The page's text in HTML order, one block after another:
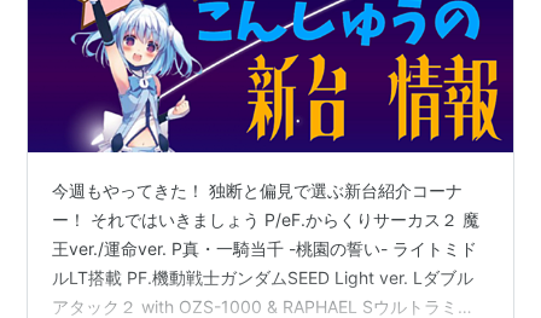
黒田官兵衛-』が連載されている。脚本担当は八津弘
幸、作画担当は山田俊明。
今週もやってきた！ 独断と偏見で選ぶ新台紹介コーナ
ー！ それではいきましょう P/eF.からくりサーカス２ 魔
王ver./運命ver. P真・一騎当千 -桃園の誓い- ライトミド
ルLT搭載 PF.機動戦士ガンダムSEED Light ver. Lダブル
アタック２ with OZS-1000 & RAPHAEL Sウルトラミラ